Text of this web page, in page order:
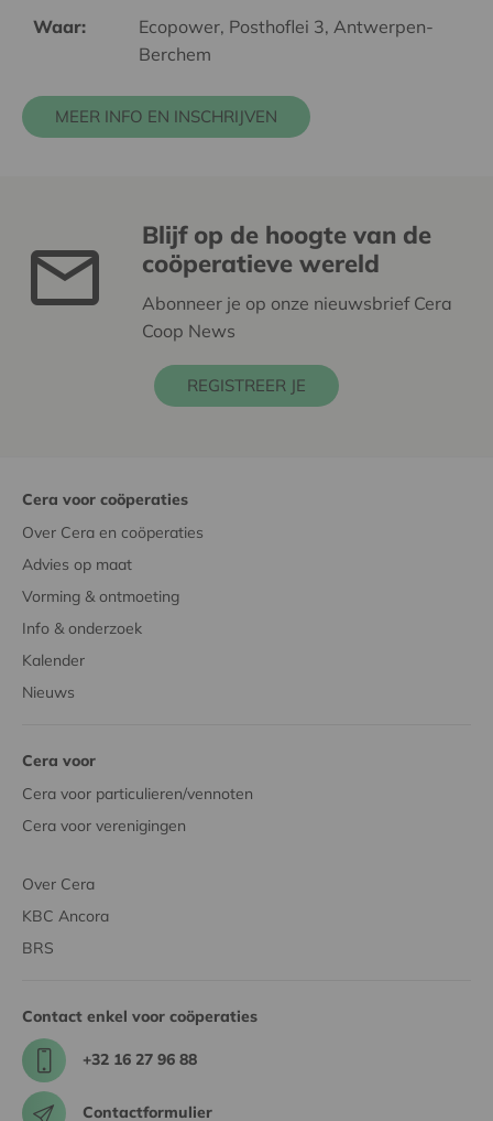
Waar:
Ecopower, Posthoflei 3, Antwerpen-
Berchem
MEER INFO EN INSCHRIJVEN
Blijf op de hoogte van de
coöperatieve wereld
Abonneer je op onze nieuwsbrief Cera
Coop News
REGISTREER JE
Cera voor coöperaties
Over Cera en coöperaties
Advies op maat
Vorming & ontmoeting
Info & onderzoek
Kalender
Nieuws
Cera voor
Cera voor particulieren/vennoten
Cera voor verenigingen
Over Cera
KBC Ancora
BRS
Contact enkel voor coöperaties
+32 16 27 96 88
Contactformulier